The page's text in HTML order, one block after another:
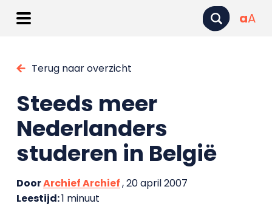
aA
Terug naar overzicht
Steeds meer
Nederlanders
studeren in België
DoorArchief Archief, 20 april 2007
Leestijd:1 minuut